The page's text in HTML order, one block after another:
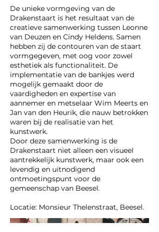
De unieke vormgeving van de
Drakenstaart is het resultaat van de
creatieve samenwerking tussen Leonne
van Deuzen en Cindy Heldens. Samen
hebben zij de contouren van de staart
vormgegeven, met oog voor zowel
esthetiek als functionaliteit. De
implementatie van de bankjes werd
mogelijk gemaakt door de
vaardigheden en expertise van
aannemer en metselaar Wim Meerts en
Jan van den Heurik, die nauw betrokken
waren bij de realisatie van het
kunstwerk.
Door deze samenwerking is de
Drakenstaart niet alleen een visueel
aantrekkelijk kunstwerk, maar ook een
levendig en uitnodigend
ontmoetingspunt voor de
gemeenschap van Beesel.
Locatie: Monsieur Thelenstraat, Beesel.